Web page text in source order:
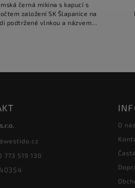
černá mikina s kapucí s
založení SK Šlapanice na
podtržené vlnkou a názvem
westido.cz
773 519 130
O nás